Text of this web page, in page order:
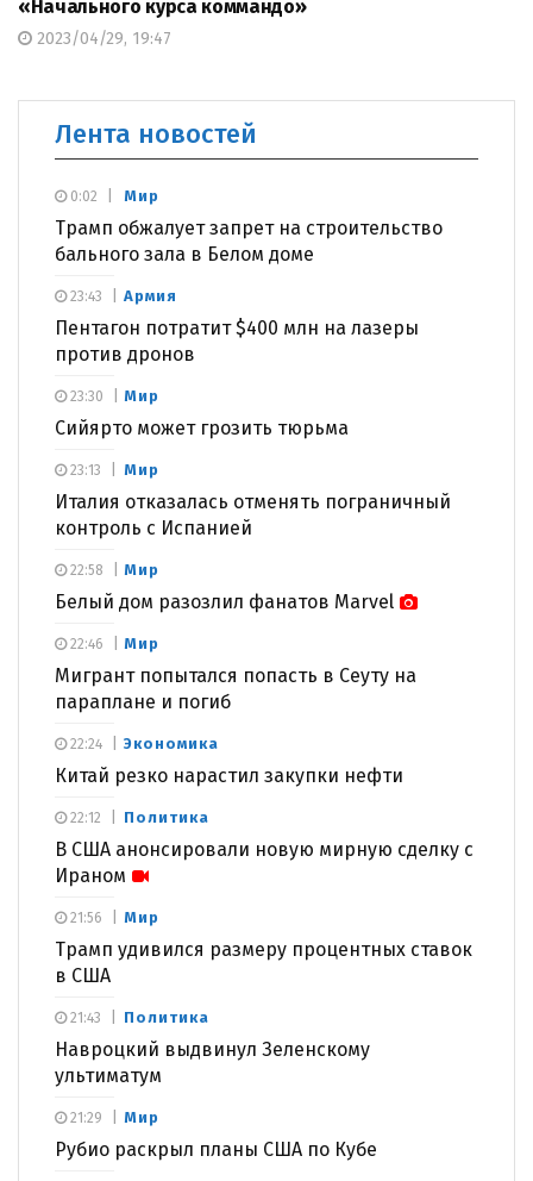
«Начального курса коммандо»
2023/04/29, 19:47
Лента новостей
Мир
Трамп обжалует запрет на строительство
бального зала в Белом доме
0:02
Армия
Пентагон потратит $400 млн на лазеры
против дронов
23:43
Мир
Сийярто может грозить тюрьма
23:30
Мир
Италия отказалась отменять пограничный
контроль с Испанией
23:13
Мир
Белый дом разозлил фанатов Marvel
22:58
Мир
Мигрант попытался попасть в Сеуту на
параплане и погиб
22:46
Экономика
Китай резко нарастил закупки нефти
22:24
Политика
В США анонсировали новую мирную сделку с
Ираном
22:12
Мир
Трамп удивился размеру процентных ставок
в США
21:56
Политика
Навроцкий выдвинул Зеленскому
ультиматум
21:43
Мир
Рубио раскрыл планы США по Кубе
21:29